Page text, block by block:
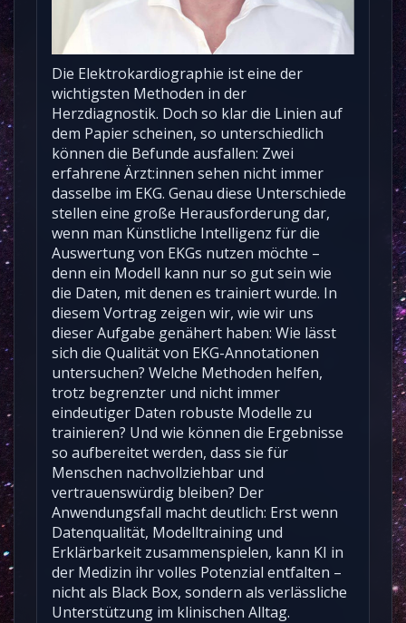
Die Elektrokardiographie ist eine der
wichtigsten Methoden in der
Herzdiagnostik. Doch so klar die Linien auf
dem Papier scheinen, so unterschiedlich
können die Befunde ausfallen: Zwei
erfahrene Ärzt:innen sehen nicht immer
dasselbe im EKG. Genau diese Unterschiede
stellen eine große Herausforderung dar,
wenn man Künstliche Intelligenz für die
Auswertung von EKGs nutzen möchte –
denn ein Modell kann nur so gut sein wie
die Daten, mit denen es trainiert wurde. In
diesem Vortrag zeigen wir, wie wir uns
dieser Aufgabe genähert haben: Wie lässt
sich die Qualität von EKG-Annotationen
untersuchen? Welche Methoden helfen,
trotz begrenzter und nicht immer
eindeutiger Daten robuste Modelle zu
trainieren? Und wie können die Ergebnisse
so aufbereitet werden, dass sie für
Menschen nachvollziehbar und
vertrauenswürdig bleiben? Der
Anwendungsfall macht deutlich: Erst wenn
Datenqualität, Modelltraining und
Erklärbarkeit zusammenspielen, kann KI in
der Medizin ihr volles Potenzial entfalten –
nicht als Black Box, sondern als verlässliche
Unterstützung im klinischen Alltag.